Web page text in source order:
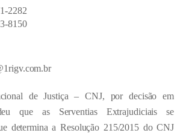
2282
8150
de Justiça – CNJ, por decisão em
que as Serventias Extrajudiciais se
determina a Resolução 215/2015 do CNJ